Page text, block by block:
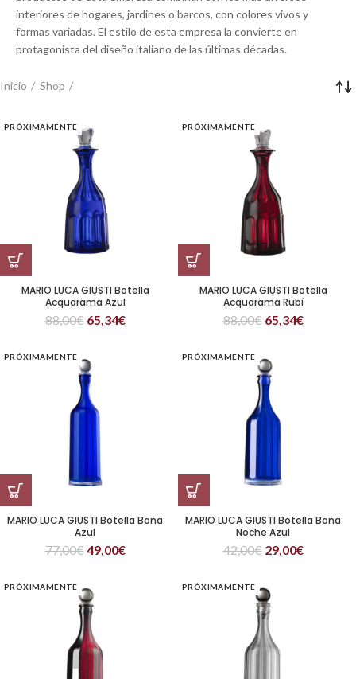
interiores de hogares, jardines o barcos, con colores vivos y
formas variadas. El estilo de esta empresa la convierte en
protagonista del diseño italiano de las últimas décadas.
Inicio Shop
PRÓXIMAMENTE
MARIO LUCA GIUSTI Botella
Acquarama Azul
88,00€ 65,34€
PRÓXIMAMENTE
MARIO LUCA GIUSTI Botella
Acquarama Rubí
88,00€ 65,34€
PRÓXIMAMENTE
MARIO LUCA GIUSTI Botella Bona
Azul
77,00€49,00€
PRÓXIMAMENTE
MARIO LUCA GIUSTI Botella Bona
Noche Azul
42,00€ 29,00€
PRÓXIMAMENTE PRÓXIMAMENTE